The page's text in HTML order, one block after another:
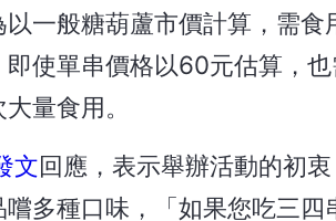
一般糖葫蘆市價計算，需食
使單串價格以60元估算，
量食用。
文回應，表示舉辦活動的初
多種口味，「如果您吃三四